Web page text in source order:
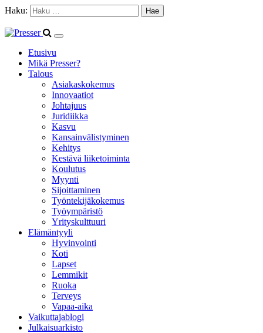
Haku:
Etusivu
Mikä Presser?
Talous
Asiakaskokemus
Innovaatiot
Johtajuus
Juridiikka
Kasvu
Kansainvälistyminen
Kehitys
Kestävä liiketoiminta
Koulutus
Myynti
Sijoittaminen
Työntekijäkokemus
Työympäristö
Yrityskulttuuri
Elämäntyyli
Hyvinvointi
Koti
Lapset
Lemmikit
Ruoka
Terveys
Vapaa-aika
Vaikuttajablogi
Julkaisuarkisto